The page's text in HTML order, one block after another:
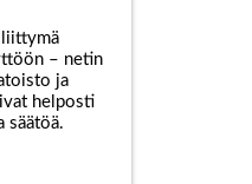
liittymä
– netin
ja
helposti
säätöä.